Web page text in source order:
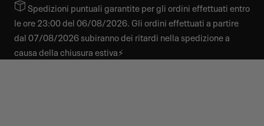
CONTENUTOSpedizioni puntuali garantite per gli ordini effettuati entro
le ore 23:00 del 06/08/2026. Gli ordini effettuati a partire
dal 07/08/2026 subiranno dei ritardi nella spedizione a
causa della chiusura estiva⚡